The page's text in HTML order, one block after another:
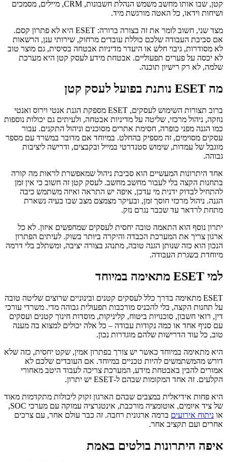
קטן, שבו אותו מחשב משמש הנהלת חשבונות, CRM, מיילים, מסמכים
ושיחות וידאו, כל האטה מורגשת מיד.
מצד שני, חשוב לומר את זה בצורה ברורה: ESET היא לא פתרון קסם.
אם סביבת העבודה שלכם כוללת עובדים מרחוק, שירותי ענן, הרשאות
לא מסודרות, גיבוי חלש או היעדר מדיניות אבטחה בסיסית, גם מוצר טוב
לא יכסה על פערים תפעוליים. אבטחת מידע לעסק קטן היא מערכת
שלמה, לא רק רישיון תוכנה.
מה ESET נותנת בפועל לעסק קטן
ברוב תצורות השימוש לעסקים, ESET מספקת הגנת אנטי וירוס ואנטי
נוזקה, ניהול מרכזי, שליטה על מדיניות אבטחה, ולעיתים גם יכולות נוספות
כמו הגנה מפני כופרה, חסימת אתרים מסוכנים וניהול התקנים. עבור
עסקים מסוימים, זה מספיק בהחלט. במיוחד אם מדובר במשרד עם מספר
מוגבל של עמדות, שימוש סטנדרטי במייל ובקבצים, ודרישה ליציבות
גבוהה.
אחד היתרונות המעשיים הוא סביבת ניהול שמאפשרת לראות מה קורה
בתחנות הקצה בלי לעבור מחשב מחשב. לעסק קטן זה חשוב כי אין זמן
להתחיל לבדוק ידנית מי עדכן, איפה יש התראה ואיזה משתמש כיבה
הגנה. ניהול מרכזי חוסך זמן, ובעיקר מצמצם מצב שבו בעיה נשארת
מתחת לרדאר עד שכבר נגרם נזק.
יתרון נוסף הוא התאמה טובה יחסית לעסקים שמחפשים איזון. לא כל
ארגון צריך את המערכת הכבדה והיקרה ביותר בשוק. לעיתים הפתרון
הנכון הוא כזה שנותן הגנה טובה, מתנהג בצורה יציבה, ומשתלב בלי דרמה
מיוחדת בשגרת העבודה.
למי ESET מתאימה במיוחד
ESET מתאימה בדרך כלל לעסקים קטנים ובינוניים שרוצים שליטה טובה
על תחנות הקצה, בלי להכניס מורכבות תפעולית גבוהה מדי. משרדי עורכי
דין, רואי חשבון, סוכנויות ביטוח, קליניקות, מוסדות חינוך קטנים ועסקים
עם סניף אחד או כמה נקודות עבודה – כל אלה יכולים למצוא בה מענה
טוב, כל עוד הדרישות שלהם מוגדרות נכון.
היא מתאימה במיוחד כאשר יש צורך בפתרון אמין, שקט יחסית, כזה שלא
דורש מהמשתמשים להיות טכניים במיוחד. אם העובדים שלכם לא
אמורים להבין באבטחת מידע, המערכת צריכה לעבוד היטב מאחורי
הקלעים. זה אחד המקומות שבהם ל-ESET יש יתרון.
היא פחות אידיאלית במצבים שבהם הארגון זקוק ליכולות מתקדמות מאוד
של ציד איומים, אוטומציה מורכבת, אינטגרציה עמוקה עם מערכי SOC,
או ניתוח אירועים ברמה ארגונית רחבה. זה כבר עולם אחר, עם צרכים
אחרים ועם תקציב אחר.
איפה היתרונות בולטים באמת